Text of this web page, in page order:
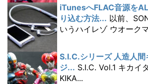
iTunesへFLAC音源を
り込む方法... 以前、
いうハイレゾ ウオーク
S.I.C.シリーズ 人造人
ジ... S.I.C. Vol.1 キカイ
KIKA...